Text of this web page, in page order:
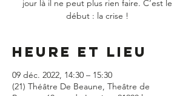
jour là il ne peut plus rien faire. C’est le
début : la crise !
Heure et lieu
09 déc. 2022, 14:30 – 15:30
(21) Théâtre De Beaune, Theâtre de